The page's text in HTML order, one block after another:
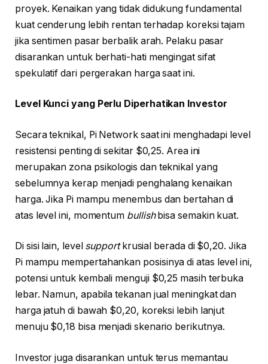
proyek. Kenaikan yang tidak didukung fundamental
kuat cenderung lebih rentan terhadap koreksi tajam
jika sentimen pasar berbalik arah. Pelaku pasar
disarankan untuk berhati-hati mengingat sifat
spekulatif dari pergerakan harga saat ini.
Level Kunci yang Perlu Diperhatikan Investor
Secara teknikal, Pi Network saat ini menghadapi level
resistensi penting di sekitar $0,25. Area ini
merupakan zona psikologis dan teknikal yang
sebelumnya kerap menjadi penghalang kenaikan
harga. Jika Pi mampu menembus dan bertahan di
atas level ini, momentum bullishbisa semakin kuat.
Di sisi lain, level supportkrusial berada di $0,20. Jika
Pi mampu mempertahankan posisinya di atas level ini,
potensi untuk kembali menguji $0,25 masih terbuka
lebar. Namun, apabila tekanan jual meningkat dan
harga jatuh di bawah $0,20, koreksi lebih lanjut
menuju $0,18 bisa menjadi skenario berikutnya.
Investor juga disarankan untuk terus memantau